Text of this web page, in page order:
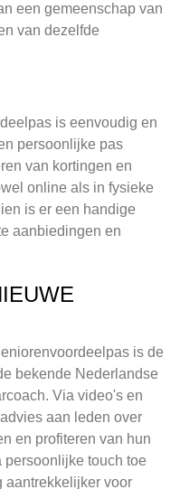
een gemeenschap van
van dezelfde
is eenvoudig en
persoonlijke pas
van kortingen en
online als in fysieke
is er een handige
aanbiedingen en
is de
bekende Nederlandse
Via video's en
aan leden over
en profiteren van hun
persoonlijke touch toe
aantrekkelijker voor